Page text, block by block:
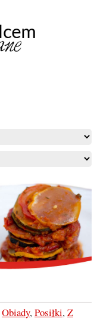
Obiady,Posiłki,Z